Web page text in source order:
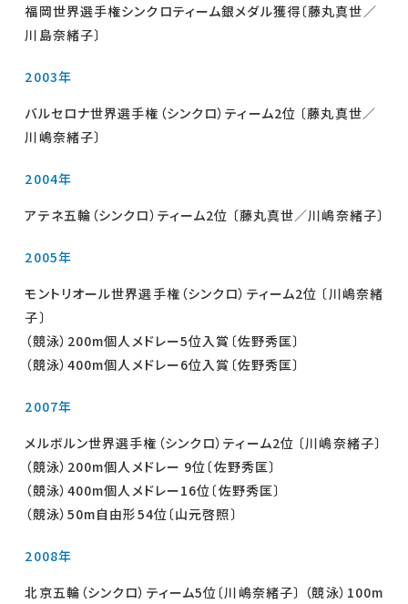
福岡世界選手権シンクロティーム銀メダル獲得〔藤丸真世／
川島奈緒子〕
2003年
バルセロナ世界選手権（シンクロ）ティーム2位 〔藤丸真世／
川嶋奈緒子〕
2004年
アテネ五輪（シンクロ）ティーム2位 〔藤丸真世／川嶋奈緒子〕
2005年
モントリオール世界選手権（シンクロ）ティーム2位 〔川嶋奈緒
子〕
（競泳）200m個人メドレー5位入賞〔佐野秀匡〕
（競泳）400m個人メドレー6位入賞〔佐野秀匡〕
2007年
メルボルン世界選手権（シンクロ）ティーム2位 〔川嶋奈緒子〕
（競泳）200m個人メドレー 9位〔佐野秀匡〕
（競泳）400m個人メドレー16位〔佐野秀匡〕
（競泳）50m自由形54位〔山元啓照〕
2008年
北京五輪（シンクロ）ティーム5位〔川嶋奈緒子〕 （競泳）100m